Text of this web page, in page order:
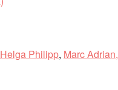
Helga Philipp, Marc Adrian,